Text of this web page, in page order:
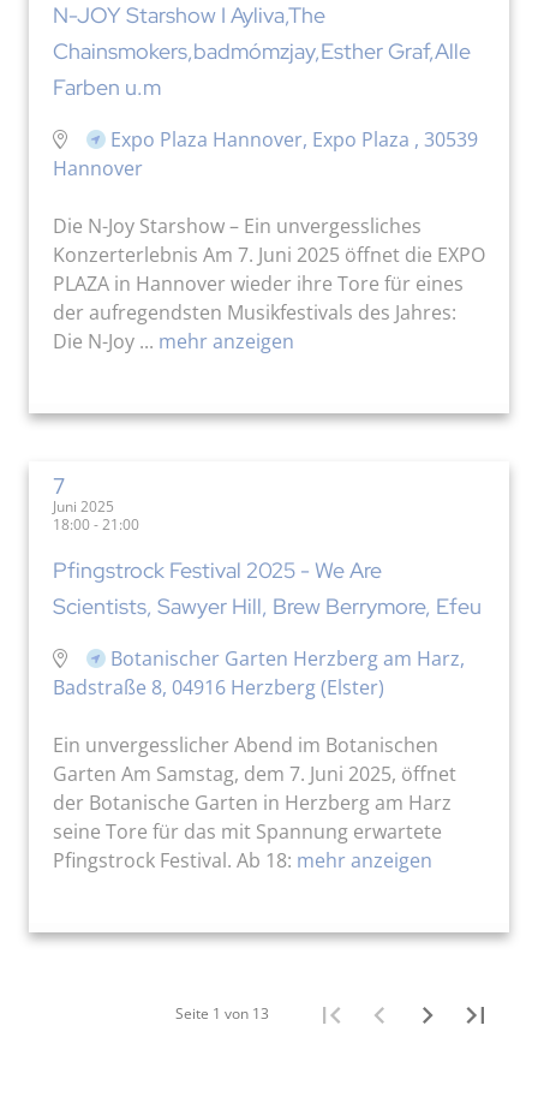
N-JOY Starshow I Ayliva,The
Chainsmokers,badmómzjay,Esther Graf,Alle
Farben u.m
Expo Plaza Hannover, Expo Plaza , 30539
Hannover
Die N-Joy Starshow – Ein unvergessliches
Konzerterlebnis Am 7. Juni 2025 öffnet die EXPO
PLAZA in Hannover wieder ihre Tore für eines
der aufregendsten Musikfestivals des Jahres:
Die N-Joy ... mehr anzeigen
7
Juni 2025
18:00 - 21:00
Pfingstrock Festival 2025 - We Are
Scientists, Sawyer Hill, Brew Berrymore, Efeu
Botanischer Garten Herzberg am Harz,
Badstraße 8, 04916 Herzberg (Elster)
Ein unvergesslicher Abend im Botanischen
Garten Am Samstag, dem 7. Juni 2025, öffnet
der Botanische Garten in Herzberg am Harz
seine Tore für das mit Spannung erwartete
Pfingstrock Festival. Ab 18: mehr anzeigen
Seite 1 von 13